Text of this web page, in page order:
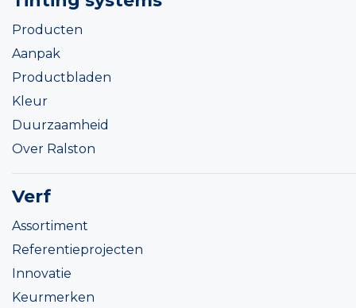
Producten
Aanpak
Productbladen
Kleur
Duurzaamheid
Over Ralston
Verf
Assortiment
Referentieprojecten
Innovatie
Keurmerken